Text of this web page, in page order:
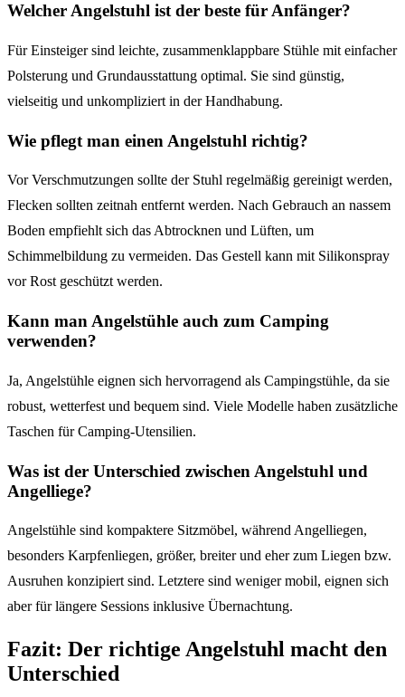
Welcher Angelstuhl ist der beste für Anfänger?
Für Einsteiger sind leichte, zusammenklappbare Stühle mit einfacher
Polsterung und Grundausstattung optimal. Sie sind günstig,
vielseitig und unkompliziert in der Handhabung.
Wie pflegt man einen Angelstuhl richtig?
Vor Verschmutzungen sollte der Stuhl regelmäßig gereinigt werden,
Flecken sollten zeitnah entfernt werden. Nach Gebrauch an nassem
Boden empfiehlt sich das Abtrocknen und Lüften, um
Schimmelbildung zu vermeiden. Das Gestell kann mit Silikonspray
vor Rost geschützt werden.
Kann man Angelstühle auch zum Camping
verwenden?
Ja, Angelstühle eignen sich hervorragend als Campingstühle, da sie
robust, wetterfest und bequem sind. Viele Modelle haben zusätzliche
Taschen für Camping-Utensilien.
Was ist der Unterschied zwischen Angelstuhl und
Angelliege?
Angelstühle sind kompaktere Sitzmöbel, während Angelliegen,
besonders Karpfenliegen, größer, breiter und eher zum Liegen bzw.
Ausruhen konzipiert sind. Letztere sind weniger mobil, eignen sich
aber für längere Sessions inklusive Übernachtung.
Fazit: Der richtige Angelstuhl macht den
Unterschied